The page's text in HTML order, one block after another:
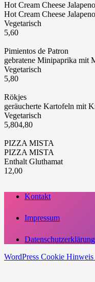
Hot Cream Cheese
Hot Cream Cheese
Vegetarisch
5,60
Pimientos de Patron
gebratene Minipaprika mit
Vegetarisch
5,80
Rökjes
geräucherte Kartofeln mit
Vegetarisch
5,804,80
PIZZA MISTA
PIZZA MISTA
Enthalt Gluthamat
12,00
Kontakt
Impressum
Datenschutzerklärung
WordPress Cookie